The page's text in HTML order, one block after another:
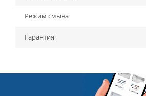
Режим смыва
Гарантия